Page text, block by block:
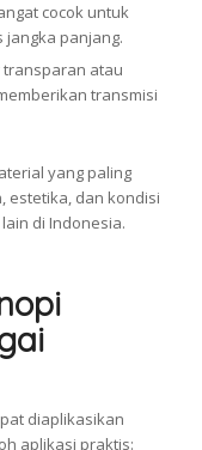
cocok untuk
panjang.
transparan atau
transmisi
yang paling
estetika, dan kondisi
di Indonesia.
diaplikasikan
aplikasi praktis: